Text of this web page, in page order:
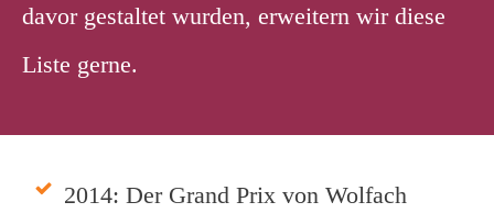
davor gestaltet wurden, erweitern wir diese
Liste gerne.
2014: Der Grand Prix von Wolfach